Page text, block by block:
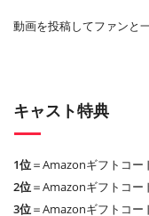
動画を投稿してファンと
キャスト特典
1位＝Amazonギフトコ
2位＝Amazonギフトコ
3位＝Amazonギフトコ